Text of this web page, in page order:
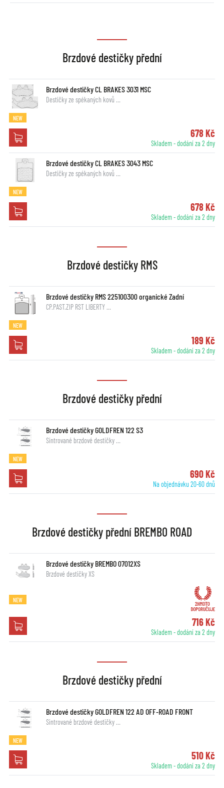
Brzdové destičky přední
Brzdové destičky CL BRAKES 3031 MSC
Destičky ze spékaných kovů …
NEW
678 Kč
Skladem - dodání za 2 dny
Brzdové destičky CL BRAKES 3043 MSC
Destičky ze spékaných kovů …
NEW
678 Kč
Skladem - dodání za 2 dny
Brzdové destičky RMS
Brzdové destičky RMS 225100300 organické Zadní
CP.PAST.ZIP RST LIBERTY …
NEW
189 Kč
Skladem - dodání za 2 dny
Brzdové destičky přední
Brzdové destičky GOLDFREN 122 S3
Sintrované brzdové destičky …
NEW
690 Kč
Na objednávku 20-60 dnů
Brzdové destičky přední BREMBO ROAD
Brzdové destičky BREMBO 07012XS
Brzdové destičky XS
NEW
716 Kč
Skladem - dodání za 2 dny
Brzdové destičky přední
Brzdové destičky GOLDFREN 122 AD OFF-ROAD FRONT
Sintrované brzdové destičky …
NEW
510 Kč
Skladem - dodání za 2 dny